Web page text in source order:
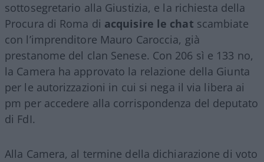
sottosegretario alla Giustizia, e la richiesta della
Procura di Roma di acquisire le chat scambiate
con l’imprenditore Mauro Caroccia, già
prestanome del clan Senese. Con 206 sì e 133 no,
la Camera ha approvato la relazione della Giunta
per le autorizzazioni in cui si nega il via libera ai
pm per accedere alla corrispondenza del deputato
di FdI.
Alla Camera, al termine della dichiarazione di voto